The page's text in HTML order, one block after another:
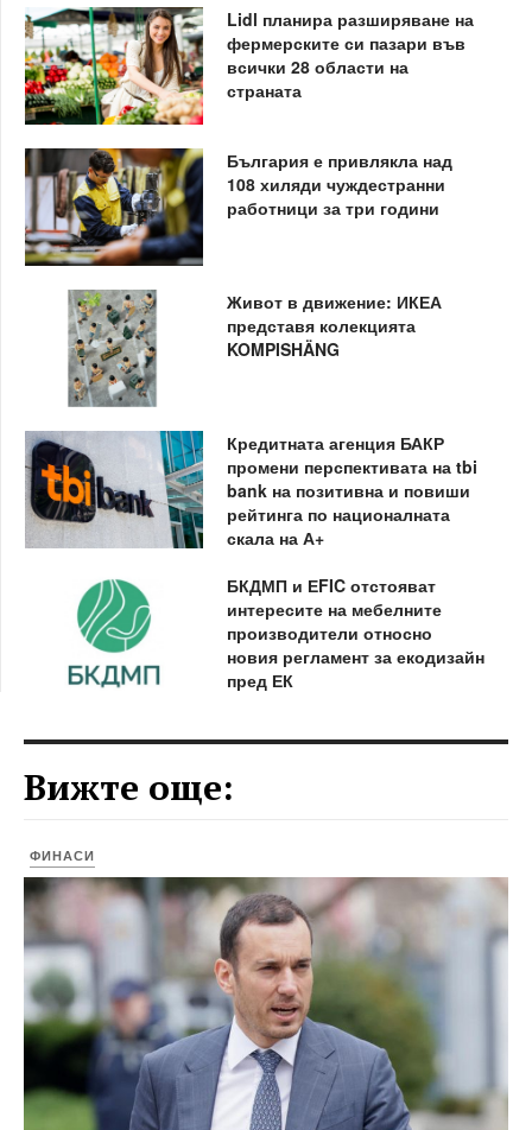
Lidl планира разширяване на
фермерските си пазари във
всички 28 области на
страната
България е привлякла над
108 хиляди чуждестранни
работници за три години
Живот в движение: ИКЕА
представя колекцията
KOMPISHÄNG
Кредитната агенция БАКР
промени перспективата на tbi
bank на позитивна и повиши
рейтинга по националната
скала на А+
БКДМП и ЕFIC отстояват
интересите на мебелните
производители относно
новия регламент за екодизайн
пред ЕК
Вижте още:
ФИНАСИ